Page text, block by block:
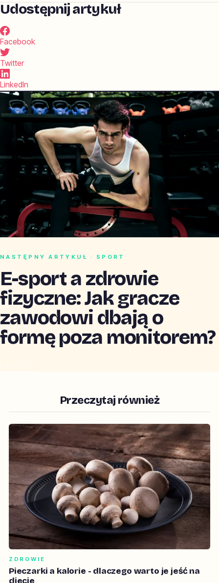
Udostępnij artykuł
Facebook
Twitter
LinkedIn
NASTĘPNY ARTYKUŁ · SPORT
E-sport a zdrowie
fizyczne: Jak gracze
zawodowi dbają o
formę poza monitorem?
Przeczytaj również
ZDROWIE
Pieczarki a kalorie - dlaczego warto je jeść na
diecie